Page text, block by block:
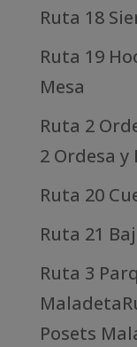
Ruta 18
Ruta 19
Mesa
Ruta 2
2 Ordesa
Ruta 20
Ruta 21
Ruta 3
Posets